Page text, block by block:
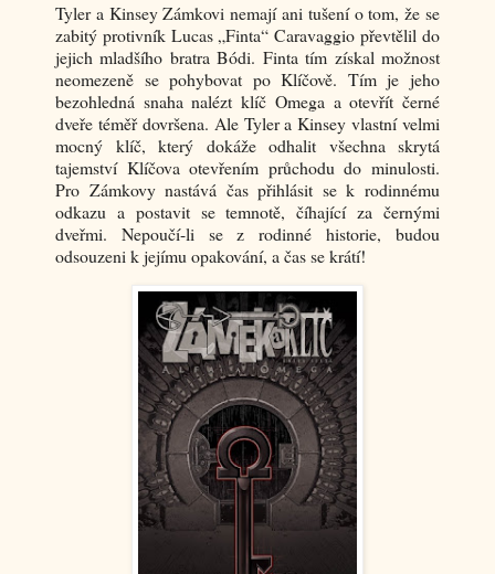
Tyler a Kinsey Zámkovi nemají ani tušení o tom, že se
zabitý protivník Lucas „Finta“ Caravaggio převtělil do
jejich mladšího bratra Bódi. Finta tím získal možnost
neomezeně se pohybovat po Klíčově. Tím je jeho
bezohledná snaha nalézt klíč Omega a otevřít černé
dveře téměř dovršena. Ale Tyler a Kinsey vlastní velmi
mocný klíč, který dokáže odhalit všechna skrytá
tajemství Klíčova otevřením průchodu do minulosti.
Pro Zámkovy nastává čas přihlásit se k rodinnému
odkazu a postavit se temnotě, číhající za černými
dveřmi. Nepoučí-li se z rodinné historie, budou
odsouzeni k jejímu opakování, a čas se krátí!